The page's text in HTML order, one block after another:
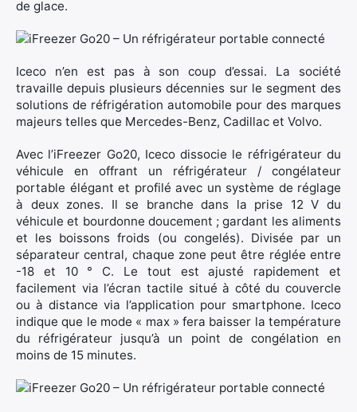
de glace.
Iceco n’en est pas à son coup d’essai. La société
travaille depuis plusieurs décennies sur le segment des
solutions de réfrigération automobile pour des marques
majeurs telles que Mercedes-Benz, Cadillac et Volvo.
Avec l’iFreezer Go20, Iceco dissocie le réfrigérateur du
véhicule en offrant un réfrigérateur / congélateur
portable élégant et profilé avec un système de réglage
à deux zones. Il se branche dans la prise 12 V du
véhicule et bourdonne doucement ; gardant les aliments
et les boissons froids (ou congelés). Divisée par un
séparateur central, chaque zone peut être réglée entre
-18 et 10 ° C. Le tout est ajusté rapidement et
facilement via l’écran tactile situé à côté du couvercle
ou à distance via l’application pour smartphone. Iceco
indique que le mode « max » fera baisser la température
du réfrigérateur jusqu’à un point de congélation en
moins de 15 minutes.
×
Rechercher
: